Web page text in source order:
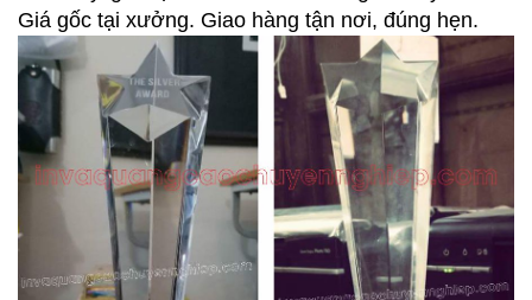
Giá gốc tại xưởng. Giao hàng tận nơi, đúng hẹn.